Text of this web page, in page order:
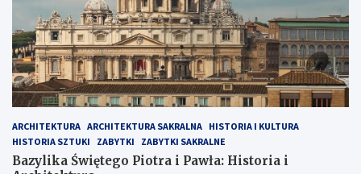
ARCHITEKTURA ARCHITEKTURA SAKRALNA HISTORIA I KULTURA
HISTORIA SZTUKI
ZABYTKI ZABYTKI SAKRALNE
Bazylika Świętego Piotra i Pawła: Historia i